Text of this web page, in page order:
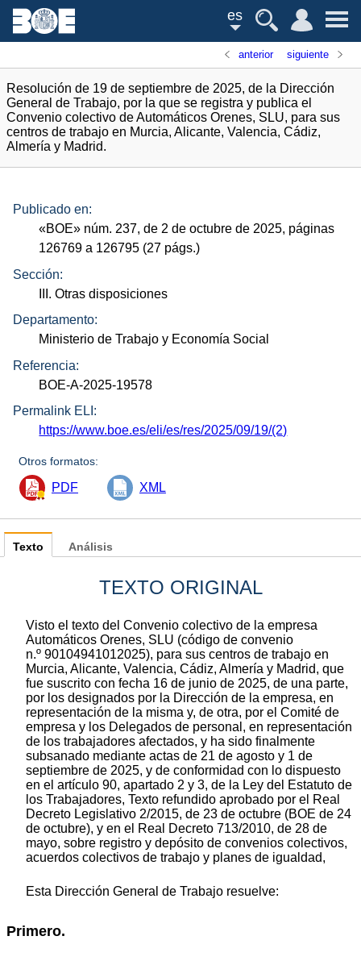
es
anterior siguiente
Resolución de 19 de septiembre de 2025, de la Dirección
General de Trabajo, por la que se registra y publica el
Convenio colectivo de Automáticos Orenes, SLU, para sus
centros de trabajo en Murcia, Alicante, Valencia, Cádiz,
Almería y Madrid.
Publicado en:
«BOE» núm. 237, de 2 de octubre de 2025, páginas
126769 a 126795 (27 págs.)
Sección:
III. Otras disposiciones
Departamento:
Ministerio de Trabajo y Economía Social
Referencia:
BOE-A-2025-19578
Permalink ELI:
https://www.boe.es/eli/es/res/2025/09/19/(2)
Otros formatos:
PDF XML
Texto
TEXTO ORIGINAL
Visto el texto del Convenio colectivo de la empresa
Automáticos Orenes, SLU (código de convenio
n.º 90104941012025), para sus centros de trabajo en
Murcia, Alicante, Valencia, Cádiz, Almería y Madrid, que
fue suscrito con fecha 16 de junio de 2025, de una parte,
por los designados por la Dirección de la empresa, en
representación de la misma y, de otra, por el Comité de
empresa y los Delegados de personal, en representación
de los trabajadores afectados, y ha sido finalmente
subsanado mediante actas de 21 de agosto y 1 de
septiembre de 2025, y de conformidad con lo dispuesto
en el artículo 90, apartado 2 y 3, de la Ley del Estatuto de
los Trabajadores, Texto refundido aprobado por el Real
Decreto Legislativo 2/2015, de 23 de octubre (BOE de 24
de octubre), y en el Real Decreto 713/2010, de 28 de
mayo, sobre registro y depósito de convenios colectivos,
acuerdos colectivos de trabajo y planes de igualdad,
Esta Dirección General de Trabajo resuelve:
Primero.
Análisis